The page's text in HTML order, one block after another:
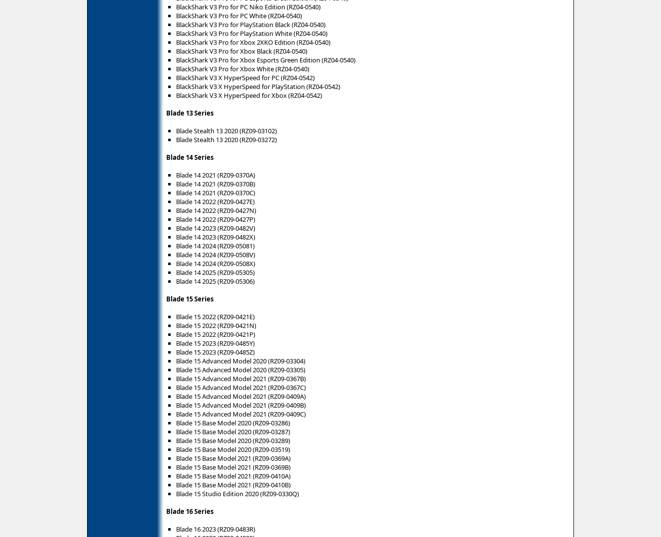
BlackShark V3 Pro for PC Niko Edition (RZ04-0540)
BlackShark V3 Pro for PC White (RZ04-0540)
BlackShark V3 Pro for PlayStation Black (RZ04-0540)
BlackShark V3 Pro for PlayStation White (RZ04-0540)
BlackShark V3 Pro for Xbox 2XKO Edition (RZ04-0540)
BlackShark V3 Pro for Xbox Black (RZ04-0540)
BlackShark V3 Pro for Xbox Esports Green Edition (RZ04-0540)
BlackShark V3 Pro for Xbox White (RZ04-0540)
BlackShark V3 X HyperSpeed for PC (RZ04-0542)
BlackShark V3 X HyperSpeed for PlayStation (RZ04-0542)
BlackShark V3 X HyperSpeed for Xbox (RZ04-0542)
Blade 13 Series
Blade Stealth 13 2020 (RZ09-03102)
Blade Stealth 13 2020 (RZ09-03272)
Blade 14 Series
Blade 14 2021 (RZ09-0370A)
Blade 14 2021 (RZ09-0370B)
Blade 14 2021 (RZ09-0370C)
Blade 14 2022 (RZ09-0427E)
Blade 14 2022 (RZ09-0427N)
Blade 14 2022 (RZ09-0427P)
Blade 14 2023 (RZ09-0482V)
Blade 14 2023 (RZ09-0482X)
Blade 14 2024 (RZ09-05081)
Blade 14 2024 (RZ09-0508V)
Blade 14 2024 (RZ09-0508X)
Blade 14 2025 (RZ09-05305)
Blade 14 2025 (RZ09-05306)
Blade 15 Series
Blade 15 2022 (RZ09-0421E)
Blade 15 2022 (RZ09-0421N)
Blade 15 2022 (RZ09-0421P)
Blade 15 2023 (RZ09-0485Y)
Blade 15 2023 (RZ09-0485Z)
Blade 15 Advanced Model 2020 (RZ09-03304)
Blade 15 Advanced Model 2020 (RZ09-03305)
Blade 15 Advanced Model 2021 (RZ09-0367B)
Blade 15 Advanced Model 2021 (RZ09-0367C)
Blade 15 Advanced Model 2021 (RZ09-0409A)
Blade 15 Advanced Model 2021 (RZ09-0409B)
Blade 15 Advanced Model 2021 (RZ09-0409C)
Blade 15 Base Model 2020 (RZ09-03286)
Blade 15 Base Model 2020 (RZ09-03287)
Blade 15 Base Model 2020 (RZ09-03289)
Blade 15 Base Model 2020 (RZ09-03519)
Blade 15 Base Model 2021 (RZ09-0369A)
Blade 15 Base Model 2021 (RZ09-0369B)
Blade 15 Base Model 2021 (RZ09-0410A)
Blade 15 Base Model 2021 (RZ09-0410B)
Blade 15 Studio Edition 2020 (RZ09-0330Q)
Blade 16 Series
Blade 16 2023 (RZ09-0483R)